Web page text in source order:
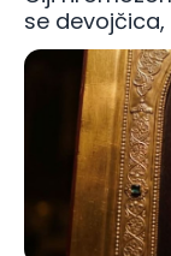
se